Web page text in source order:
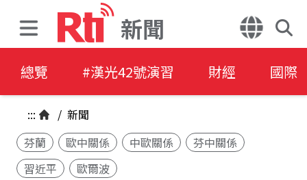
新聞
總覽 #漢光42號演習 財經 國際
::: / 新聞
芬蘭
歐中關係 中歐關係
芬中關係
習近平
歐爾波